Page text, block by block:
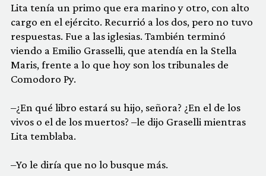
Lita tenía un primo que era marino y otro, con alto
cargo en el ejército. Recurrió a los dos, pero no tuvo
respuestas. Fue a las iglesias. También terminó
viendo a Emilio Grasselli, que atendía en la Stella
Maris, frente a lo que hoy son los tribunales de
Comodoro Py.
–¿En qué libro estará su hijo, señora? ¿En el de los
vivos o el de los muertos? –le dijo Graselli mientras
Lita temblaba.
–Yo le diría que no lo busque más.